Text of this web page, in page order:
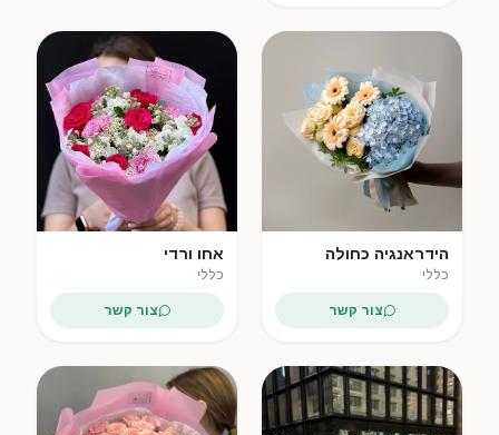
הידראנגיה כחולה
וגרברה קרמית
כללי
צור קשר
פופולרי
אחו ורדי
כללי
צור קשר